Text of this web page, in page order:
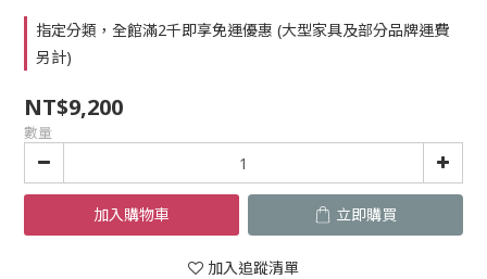
指定分類，全館滿2千即享免運優惠 (大型家具及部分品牌運費
另計)
NT$9,200
數量
加入購物車 立即購買
加入追蹤清單